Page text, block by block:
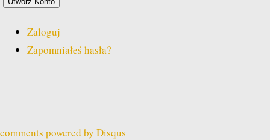
Zaloguj
Zapomniałeś hasła?
comments powered by Disqus